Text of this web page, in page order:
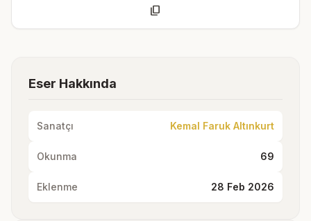
content_copy
Eser Hakkında
Sanatçı Kemal Faruk Altınkurt
Okunma 69
Eklenme 28 Feb 2026